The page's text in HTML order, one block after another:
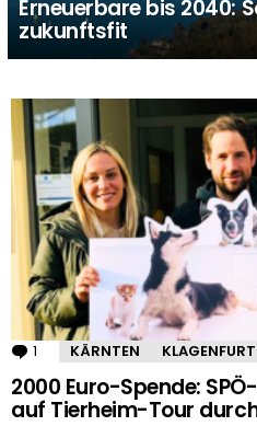
Erneuerbare bis 2040:
zukunftsfit
MORE
STORIES
1 Kommentar
KÄRNTEN KLAGENFURT
2000 Euro-Spende:
auf Tierheim-Tour